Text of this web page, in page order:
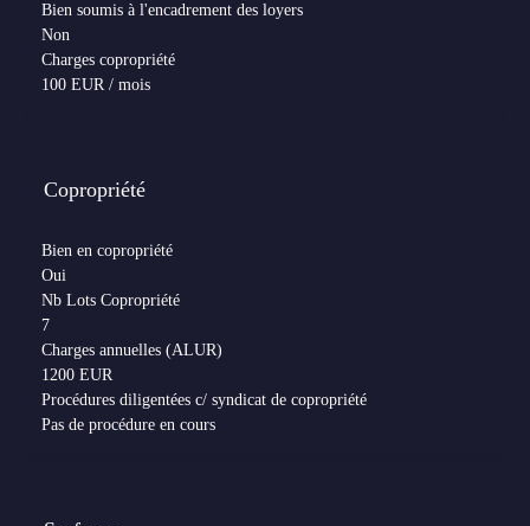
Bien soumis à l'encadrement des loyers
Non
Charges copropriété
100 EUR / mois
Copropriété
Bien en copropriété
Oui
Nb Lots Copropriété
7
Charges annuelles (ALUR)
1200 EUR
Procédures diligentées c/ syndicat de copropriété
Pas de procédure en cours